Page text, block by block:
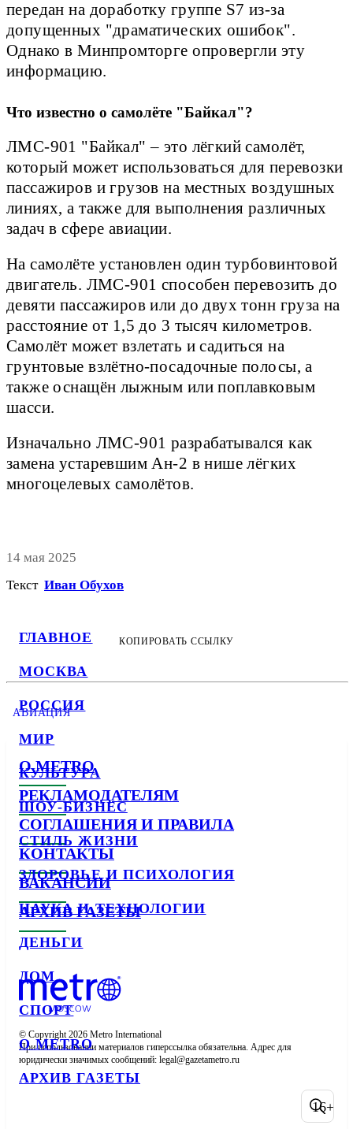
ГЛАВНОЕ
МОСКВА
РОССИЯ
МИР
КУЛЬТУРА
ШОУ-БИЗНЕС
СТИЛЬ ЖИЗНИ
ЗДОРОВЬЕ И ПСИХОЛОГИЯ
НАУКА И ТЕХНОЛОГИИ
ДЕНЬГИ
ДОМ
СПОРТ
О METRO
АРХИВ ГАЗЕТЫ
передан на доработку группе S7 из-за
допущенных "драматических ошибок".
Однако в Минпромторге опровергли эту
информацию.
Что известно о самолёте "Байкал"?
ЛМС-901 "Байкал" – это лёгкий самолёт,
который может использоваться для перевозки
пассажиров и грузов на местных воздушных
линиях, а также для выполнения различных
задач в сфере авиации.
На самолёте установлен один турбовинтовой
двигатель. ЛМС-901 способен перевозить до
девяти пассажиров или до двух тонн груза на
расстояние от 1,5 до 3 тысяч километров.
Самолёт может взлетать и садиться на
грунтовые взлётно-посадочные полосы, а
также оснащён лыжным или поплавковым
шасси.
Изначально ЛМС-901 разрабатывался как
замена устаревшим Ан-2 в нише лёгких
многоцелевых самолётов.
14 мая 2025
Текст Иван Обухов
КОПИРОВАТЬ ССЫЛКУ
АВИАЦИЯ
О METRO
РЕКЛАМОДАТЕЛЯМ
СОГЛАШЕНИЯ И ПРАВИЛА
КОНТАКТЫ
ВАКАНСИИ
АРХИВ ГАЗЕТЫ
© Copyright 2026 Metro International
При использовании материалов гиперссылка обязательна. Адрес для
юридически значимых сообщений:
16+